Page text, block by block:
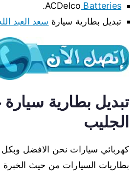
ACDelco Batteries
.
تبديل بطارية سيارة سعد العبد
تبديل بطارية
الجليب
كهربائي سيارات نحن الافضل
بطاريات السيارات من حيث الخبرة